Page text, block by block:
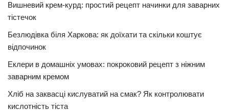
Вишневий крем-курд: простий рецепт начинки для заварних
тістечок
Безлюдівка біля Харкова: як доїхати та скільки коштує
відпочинок
Еклери в домашніх умовах: покроковий рецепт з ніжним
заварним кремом
Хліб на заквасці кислуватий на смак? Як контролювати
кислотність тіста